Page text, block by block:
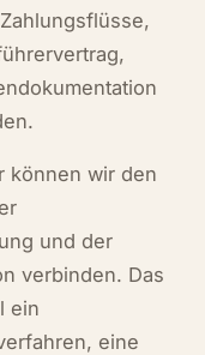
können wir den
und der
verbinden. Das
ein
eine